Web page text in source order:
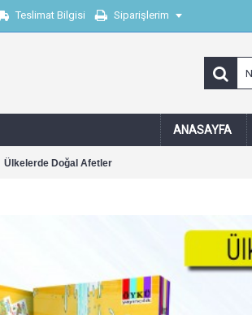
Teslimat Bilgisi Siparişlerim
ANASAYFA
Ülkelerde Doğal Afetler